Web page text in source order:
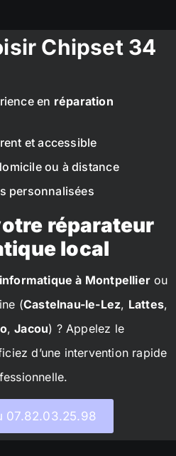
Chipset 34
en réparation
et accessible
ou à distance
personnalisées
réparateur
local
à Montpellier ou
(Castelnau-le-Lez, Lattes,
,Jacou) ? Appelez le
d’une intervention rapide
07.82.03.25.98